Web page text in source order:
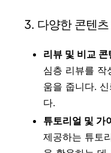
3. 다양한 콘텐
리뷰 및 비교 콘
심층 리뷰를 작
움을 줍니다.
다.
튜토리얼 및 가
제공하는 튜토